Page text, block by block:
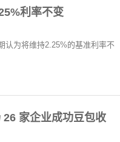
利率不变
认为将维持2.25%的基准利率不
家企业成功豆包收